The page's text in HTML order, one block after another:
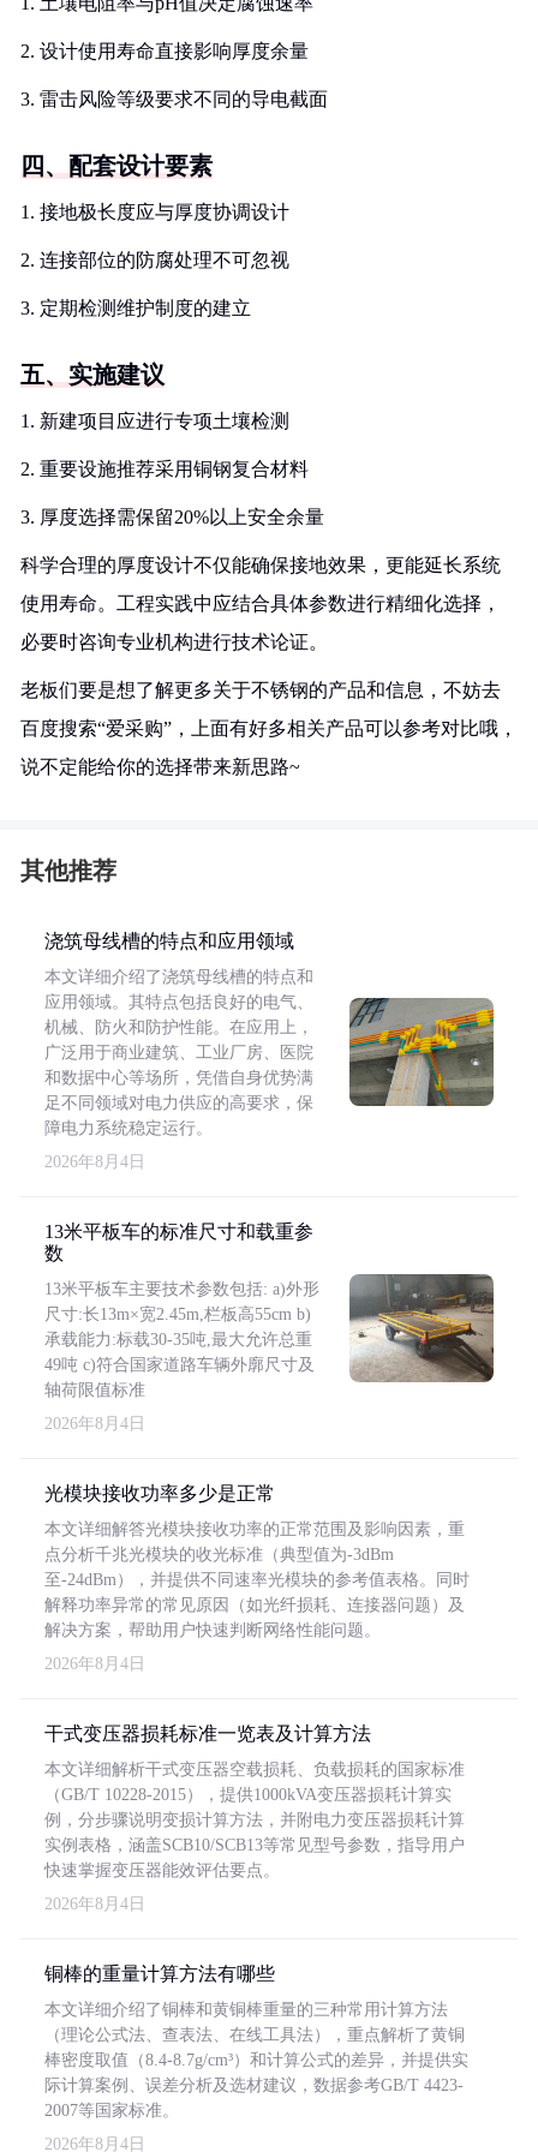
2. 设计使用寿命直接影响厚度余量
3. 雷击风险等级要求不同的导电截面
四、配套设计要素
1. 接地极长度应与厚度协调设计
2. 连接部位的防腐处理不可忽视
3. 定期检测维护制度的建立
五、实施建议
1. 新建项目应进行专项土壤检测
2. 重要设施推荐采用铜钢复合材料
3. 厚度选择需保留20%以上安全余量
科学合理的厚度设计不仅能确保接地效果，更能延长系统
使用寿命。工程实践中应结合具体参数进行精细化选择，
必要时咨询专业机构进行技术论证。
老板们要是想了解更多关于不锈钢的产品和信息，不妨去
百度搜索“爱采购”，上面有好多相关产品可以参考对比哦，
说不定能给你的选择带来新思路~
其他推荐
浇筑母线槽的特点和应用领域
本文详细介绍了浇筑母线槽的特点和
应用领域。其特点包括良好的电气、
机械、防火和防护性能。在应用上，
广泛用于商业建筑、工业厂房、医院
和数据中心等场所，凭借自身优势满
足不同领域对电力供应的高要求，保
障电力系统稳定运行。
2026年8月4日
13米平板车的标准尺寸和载重参
数
13米平板车主要技术参数包括: a)外形
尺寸:长13m×宽2.45m,栏板高55cm b)
承载能力:标载30-35吨,最大允许总重
49吨 c)符合国家道路车辆外廓尺寸及
轴荷限值标准
2026年8月4日
光模块接收功率多少是正常
本文详细解答光模块接收功率的正常范围及影响因素，重
点分析千兆光模块的收光标准（典型值为-3dBm
至-24dBm），并提供不同速率光模块的参考值表格。同时
解释功率异常的常见原因（如光纤损耗、连接器问题）及
解决方案，帮助用户快速判断网络性能问题。
2026年8月4日
干式变压器损耗标准一览表及计算方法
本文详细解析干式变压器空载损耗、负载损耗的国家标准
（GB/T 10228-2015），提供1000kVA变压器损耗计算实
例，分步骤说明变损计算方法，并附电力变压器损耗计算
实例表格，涵盖SCB10/SCB13等常见型号参数，指导用户
快速掌握变压器能效评估要点。
2026年8月4日
铜棒的重量计算方法有哪些
本文详细介绍了铜棒和黄铜棒重量的三种常用计算方法
（理论公式法、查表法、在线工具法），重点解析了黄铜
棒密度取值（8.4-8.7g/cm³）和计算公式的差异，并提供实
际计算案例、误差分析及选材建议，数据参考GB/T 4423-
2007等国家标准。
2026年8月4日